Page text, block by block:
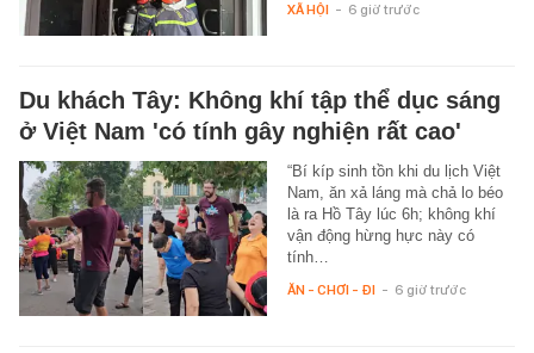
XÃ HỘI - 6 giờ trước
Du khách Tây: Không khí tập thể dục sáng
ở Việt Nam 'có tính gây nghiện rất cao'
“Bí kíp sinh tồn khi du lịch Việt
Nam, ăn xả láng mà chả lo béo
là ra Hồ Tây lúc 6h; không khí
vận động hừng hực này có
tính…
ĂN - CHƠI - ĐI - 6 giờ trước